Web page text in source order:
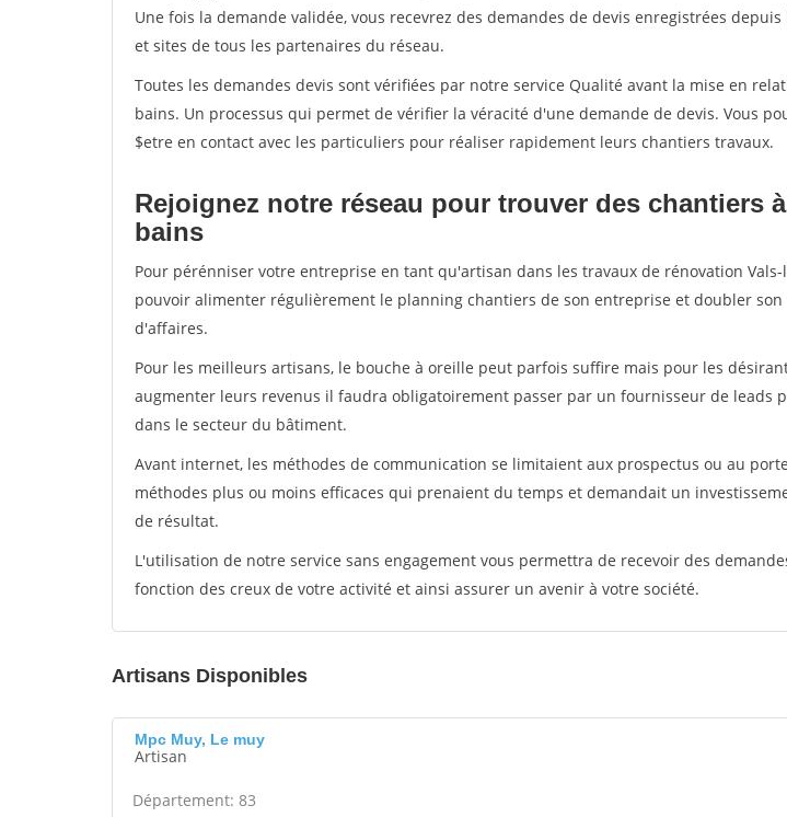
Une fois la demande validée, vous recevrez des demandes de devis enregistrées
et sites de tous les partenaires du réseau.
Toutes les demandes devis sont vérifiées par notre service Qualité avant la mise en
bains. Un processus qui permet de vérifier la véracité d'une demande de devis. Vous
$etre en contact avec les particuliers pour réaliser rapidement leurs chantiers travaux.
Rejoignez notre réseau pour trouver des chantiers
bains
Pour pérénniser votre entreprise en tant qu'artisan dans les travaux de rénovation
pouvoir alimenter régulièrement le planning chantiers de son entreprise et doubler
d'affaires.
Pour les meilleurs artisans, le bouche à oreille peut parfois suffire mais pour les
augmenter leurs revenus il faudra obligatoirement passer par un fournisseur de leads
dans le secteur du bâtiment.
Avant internet, les méthodes de communication se limitaient aux prospectus ou au
méthodes plus ou moins efficaces qui prenaient du temps et demandait un
de résultat.
L'utilisation de notre service sans engagement vous permettra de recevoir des
fonction des creux de votre activité et ainsi assurer un avenir à votre société.
Artisans Disponibles
Mpc Muy, Le muy
Artisan
Département: 83